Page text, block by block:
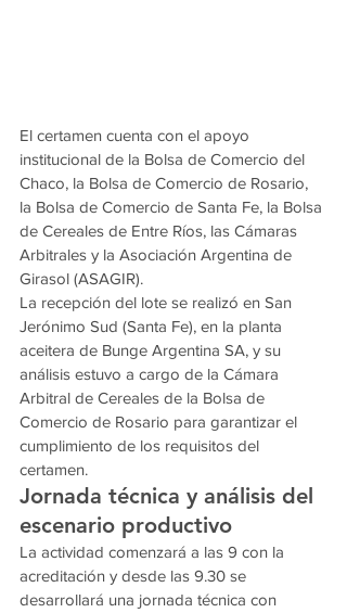
El certamen cuenta con el apoyo
institucional de la Bolsa de Comercio del
Chaco, la Bolsa de Comercio de Rosario,
la Bolsa de Comercio de Santa Fe, la Bolsa
de Cereales de Entre Ríos, las Cámaras
Arbitrales y la Asociación Argentina de
Girasol (ASAGIR).
La recepción del lote se realizó en San
Jerónimo Sud (Santa Fe), en la planta
aceitera de Bunge Argentina SA, y su
análisis estuvo a cargo de la Cámara
Arbitral de Cereales de la Bolsa de
Comercio de Rosario para garantizar el
cumplimiento de los requisitos del
certamen.
Jornada técnica y análisis del
escenario productivo
La actividad comenzará a las 9 con la
acreditación y desde las 9.30 se
desarrollará una jornada técnica con